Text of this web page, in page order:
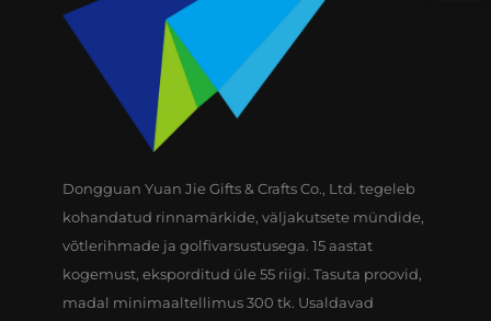
Dongguan Yuan Jie Gifts & Crafts Co., Ltd. tegeleb
kohandatud rinnamärkide, väljakutsete mündide,
võtlerihmade ja golfivarsustusega. 15 aastat
kogemust, eksporditud üle 55 riigi. Tasuta proovid,
madal minimaaltellimus 300 tk. Usaldavad